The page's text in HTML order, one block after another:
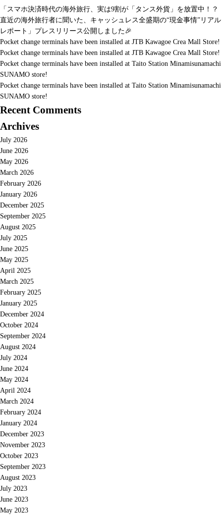
「スマホ決済時代の海外旅行、実は9割が「タンス外貨」を放置中！？
直近の海外旅行者に聞いた、キャッシュレス全盛期の“現金事情”リアル
レポート」プレスリリース公開しました🎉
Pocket change terminals have been installed at JTB Kawagoe Crea Mall Store!
Pocket change terminals have been installed at JTB Kawagoe Crea Mall Store!
Pocket change terminals have been installed at Taito Station Minamisunamachi
SUNAMO store!
Pocket change terminals have been installed at Taito Station Minamisunamachi
SUNAMO store!
Recent Comments
Archives
July 2026
June 2026
May 2026
March 2026
February 2026
January 2026
December 2025
September 2025
August 2025
July 2025
June 2025
May 2025
April 2025
March 2025
February 2025
January 2025
December 2024
October 2024
September 2024
August 2024
July 2024
June 2024
May 2024
April 2024
March 2024
February 2024
January 2024
December 2023
November 2023
October 2023
September 2023
August 2023
July 2023
June 2023
May 2023